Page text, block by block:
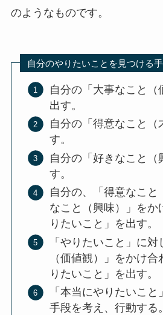
のようなものです。
自分のやりたいことを見つける
自分の「大事なこと（
出す。
自分の「得意なこと（
す。
自分の「好きなこと（
す。
自分の、「得意なこと
なこと（興味）」をか
りたいこと」を出す。
「やりたいこと」に
（価値観）」をかけ
りたいこと」を出す。
「本当にやりたいこ
手段を考え、行動する。